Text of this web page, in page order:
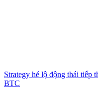
Strategy hé lộ động thái tiếp
BTC